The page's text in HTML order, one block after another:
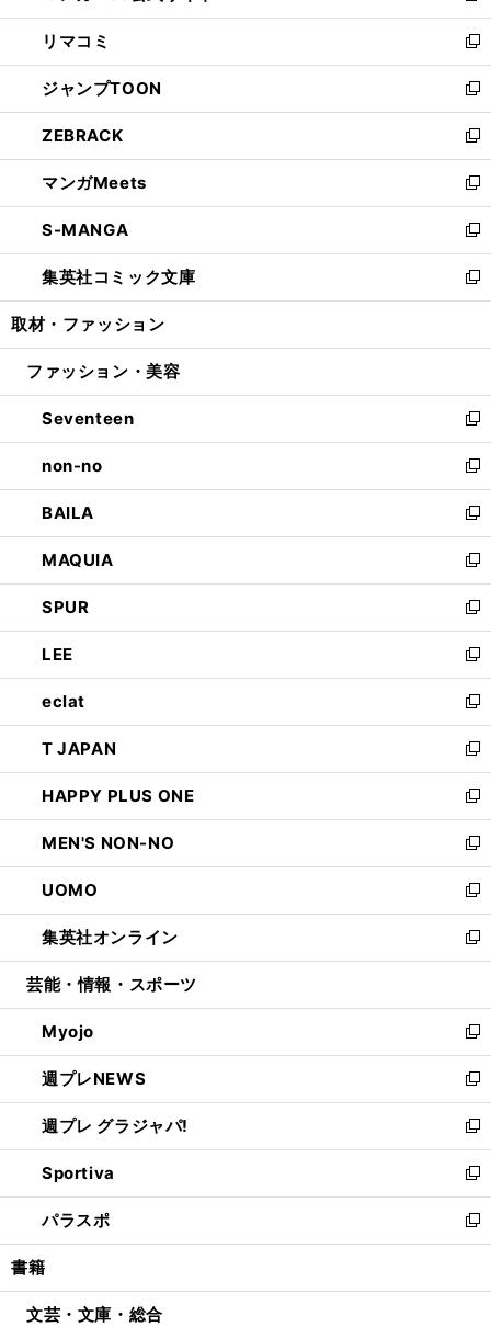
ウ
で
開
く
ン
ド
ウ
で
開
く
ウ
ィ
ン
ド
ウ
で
開
く
し
い
ウ
ィ
ン
ド
ウ
で
開
く
リマコミ
新
し
い
ウ
ィ
ン
ド
ウ
で
開
く
ジャンプTOON
新
し
い
ウ
ィ
ン
ド
ウ
で
開
ZEBRACK
新
し
い
ウ
ィ
ン
ド
ウ
開
マンガMeets
新
し
い
ウ
ィ
ン
ウ
開
く
S-MANGA
新
し
い
ウ
ン
ウ
で
開
く
集英社コミック文庫
新
し
ウ
ン
ド
ウ
で
開
く
取材・ファッション
ファッション・美容
Seventeen
新
し
い
ウ
ィ
ン
ド
ウ
で
開
く
non-no
新
し
い
ウ
ィ
ン
ド
ウ
で
開
く
BAILA
新
し
い
ウ
ィ
ン
ド
ウ
で
開
く
MAQUIA
新
し
い
ウ
ィ
ン
ド
ウ
で
開
く
SPUR
新
し
い
ウ
ィ
ン
ド
ウ
で
開
く
LEE
新
し
い
ウ
ィ
ン
ド
ウ
で
開
く
eclat
新
し
い
ウ
ィ
ン
ド
ウ
で
開
く
T JAPAN
新
し
い
ウ
ィ
ン
ド
ウ
で
開
HAPPY PLUS ONE
新
し
い
ウ
ィ
ン
ド
ウ
開
く
MEN'S NON-NO
新
し
い
ウ
ィ
ン
ウ
で
開
く
UOMO
新
し
い
ウ
ン
ド
ウ
で
開
く
集英社オンライン
新
し
ウ
ィ
ン
ド
ウ
で
開
く
芸能・情報・スポーツ
Myojo
新
し
い
ウ
ィ
ン
ド
ウ
で
開
週プレNEWS
新
し
い
ウ
ィ
ン
ド
ウ
開
週プレ グラジャパ!
新
し
い
ウ
ィ
ン
ウ
Sportiva
新
し
い
ウ
ン
パラスポ
新
し
ウ
書籍
文芸・文庫・総合